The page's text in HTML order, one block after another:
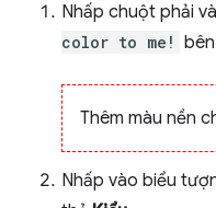
Nhấp chuột phải
color to me!
Thêm màu nền
Nhấp vào biểu